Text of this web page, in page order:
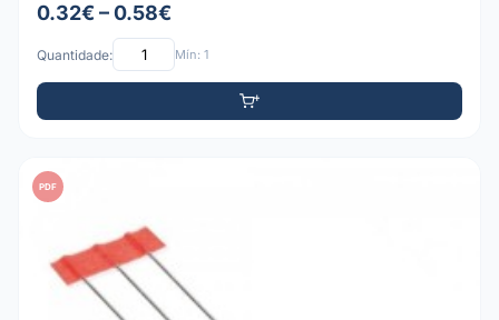
0.32€ – 0.58€
Quantidade: Mín: 1
PDF